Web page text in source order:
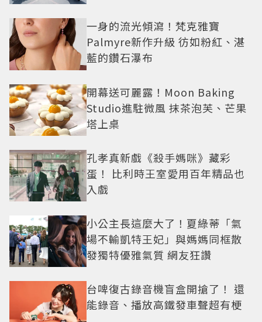
一身的流光傾瀉！梵克雅寶
Palmyre新作升級 彷如粉紅、湛
藍的鑽石瀑布
開幕送可麗露！Moon Baking
Studio進駐微風 抹茶泡芙、芒果
塔上桌
孔孝真新戲《殺手媽咪》藏彩
蛋！ 比利時王室愛用百年精品也
入戲
小公主長這麼大了！夏綠蒂「氣
場不輸凱特王妃」與媽媽同框散
發獨特優雅氣質 網友狂讚
台啤復古錄音機盲盒開搶了！ 還
能錄音、播放高鐵發車聲超有梗